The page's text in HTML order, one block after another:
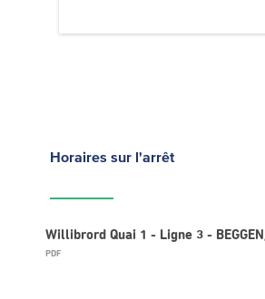
Horaires sur l'arrêt
Willibrord Quai 1 - Ligne 3 -
PDF